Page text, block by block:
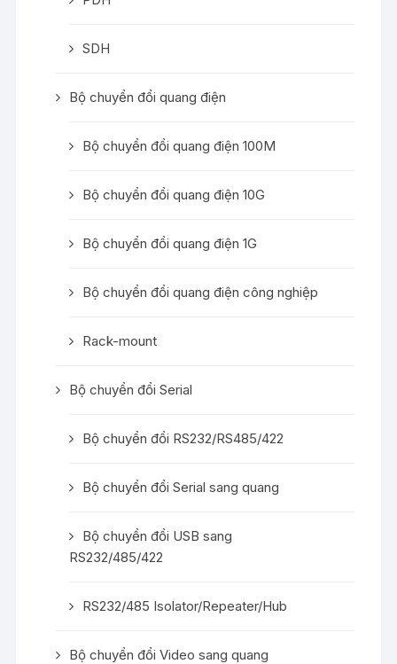
SDH
Bộ chuyển đổi quang điện
Bộ chuyển đổi quang điện 100M
Bộ chuyển đổi quang điện 10G
Bộ chuyển đổi quang điện 1G
Bộ chuyển đổi quang điện công nghiệp
Rack-mount
Bộ chuyển đổi Serial
Bộ chuyển đổi RS232/RS485/422
Bộ chuyển đổi Serial sang quang
Bộ chuyển đổi USB sang
RS232/485/422
RS232/485 Isolator/Repeater/Hub
Bộ chuyển đổi Video sang quang